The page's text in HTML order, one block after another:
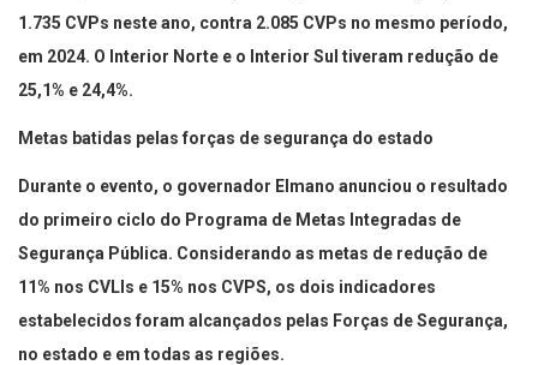
1.735 CVPs neste ano, contra 2.085 CVPs no mesmo período,
em 2024. O Interior Norte e o Interior Sul tiveram redução de
25,1% e 24,4%.
Metas batidas pelas forças de segurança do estado
Durante o evento, o governador Elmano anunciou o resultado
do primeiro ciclo do Programa de Metas Integradas de
Segurança Pública. Considerando as metas de redução de
11% nos CVLIs e 15% nos CVPS, os dois indicadores
estabelecidos foram alcançados pelas Forças de Segurança,
no estado e em todas as regiões.